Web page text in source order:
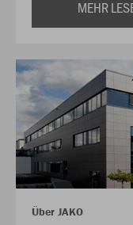
MEHR
Über JAKO